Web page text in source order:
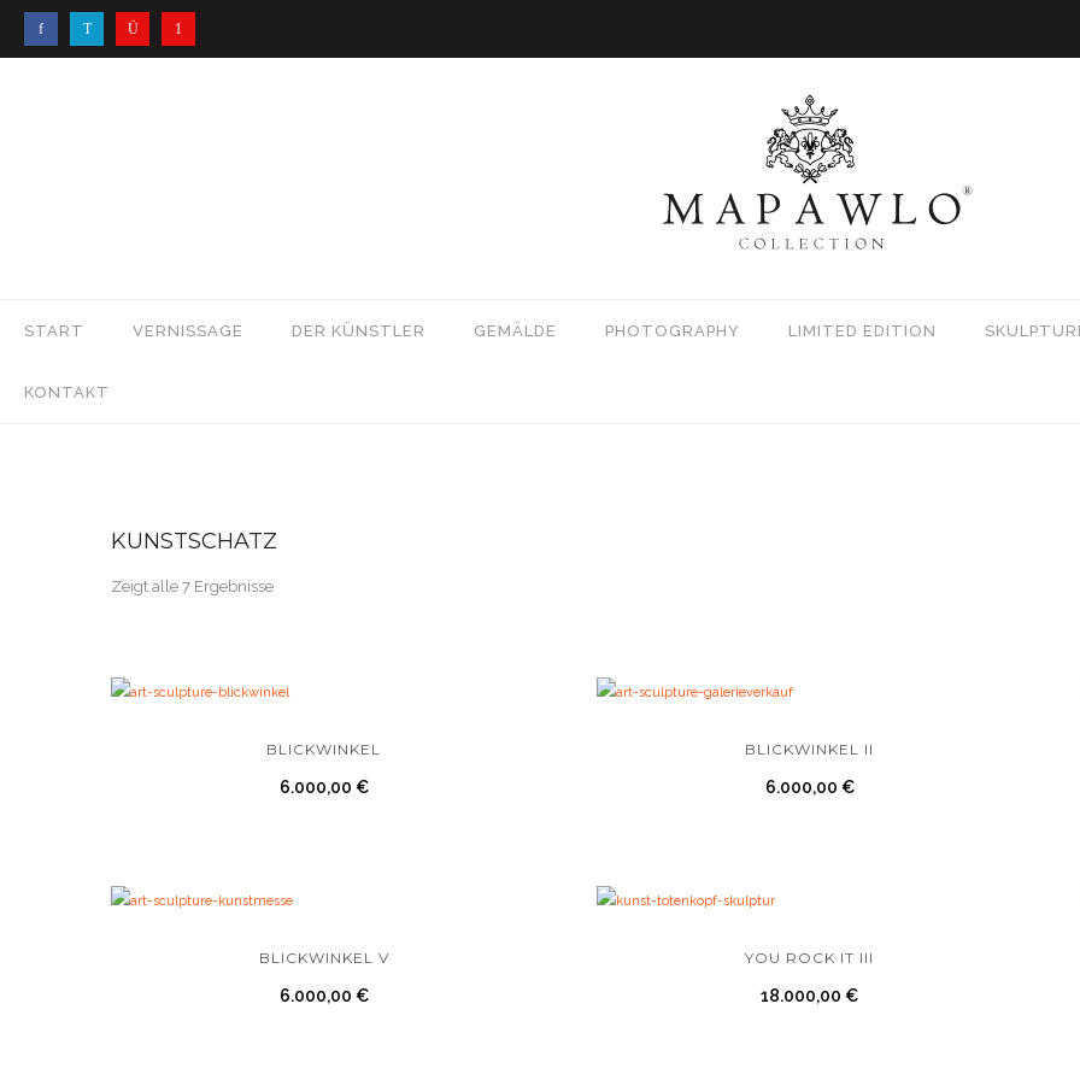
START VERNISSAGE DER KÜNSTLER GEMÄLDE PHOTOGRAPHY LIMITED EDITION
KONTAKT
KUNSTSCHATZ
Zeigt alle 7 Ergebnisse
BLICKWINKEL
6.000,00 €
BLICKWINKEL II
6.000,00 €
BLICKWINKEL V
6.000,00 €
YOU ROCK IT III
18.000,00 €